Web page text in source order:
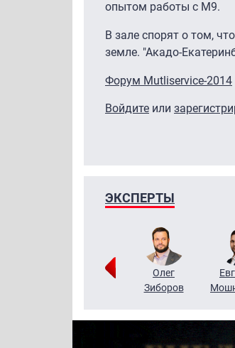
опытом работы с М9.
В зале спорят о том,
земле. "Акадо-
Форум Mutliservice-2014
Войдите или
ЭКСПЕРТЫ
Григорий
Олег
Зиборов